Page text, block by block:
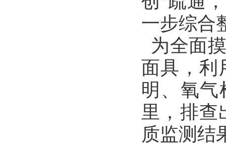
一步综合
为全面
面具，利
明、氧气
里，排查
质监测结